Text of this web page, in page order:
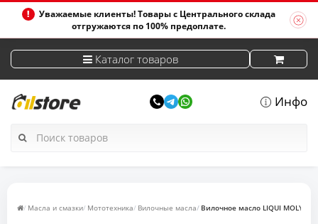
Уважаемые клиенты! Товары с Центрального склада
отгружаются по 100% предоплате.
Каталог товаров
Инфо
Масла и смазки Мототехника Вилочные масла Вилочное масло LIQUI MOLY